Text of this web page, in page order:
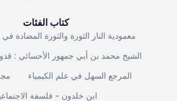
كتاب الفئات
معمودية النار الثورة والثورة المضادة في
الشيخ محمد بن أبي جمهور الأحسائي :
المرجع السهل في علم الكيمياء
ابن خلدون - فلسفة